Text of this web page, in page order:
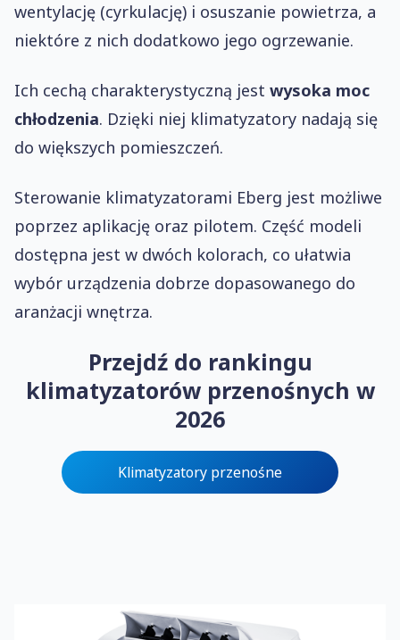
wentylację (cyrkulację) i osuszanie powietrza, a
niektóre z nich dodatkowo jego ogrzewanie.
Ich cechą charakterystyczną jest wysoka moc
chłodzenia. Dzięki niej klimatyzatory nadają się
do większych pomieszczeń.
Sterowanie klimatyzatorami Eberg jest możliwe
poprzez aplikację oraz pilotem. Część modeli
dostępna jest w dwóch kolorach, co ułatwia
wybór urządzenia dobrze dopasowanego do
aranżacji wnętrza.
Przejdź do rankingu
klimatyzatorów przenośnych w
2026
Klimatyzatory przenośne